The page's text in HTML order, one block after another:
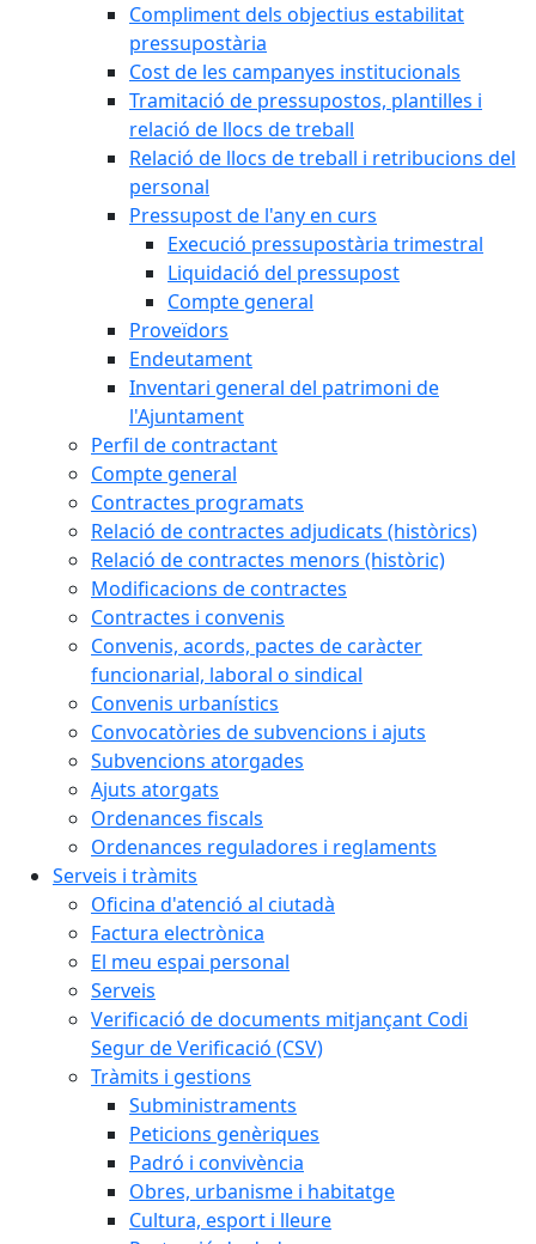
Compliment dels objectius estabilitat
pressupostària
Cost de les campanyes institucionals
Tramitació de pressupostos, plantilles i
relació de llocs de treball
Relació de llocs de treball i retribucions del
personal
Pressupost de l'any en curs
Execució pressupostària trimestral
Liquidació del pressupost
Compte general
Proveïdors
Endeutament
Inventari general del patrimoni de
l'Ajuntament
Perfil de contractant
Compte general
Contractes programats
Relació de contractes adjudicats (històrics)
Relació de contractes menors (històric)
Modificacions de contractes
Contractes i convenis
Convenis, acords, pactes de caràcter
funcionarial, laboral o sindical
Convenis urbanístics
Convocatòries de subvencions i ajuts
Subvencions atorgades
Ajuts atorgats
Ordenances fiscals
Ordenances reguladores i reglaments
Serveis i tràmits
Oficina d'atenció al ciutadà
Factura electrònica
El meu espai personal
Serveis
Verificació de documents mitjançant Codi
Segur de Verificació (CSV)
Tràmits i gestions
Subministraments
Peticions genèriques
Padró i convivència
Obres, urbanisme i habitatge
Cultura, esport i lleure